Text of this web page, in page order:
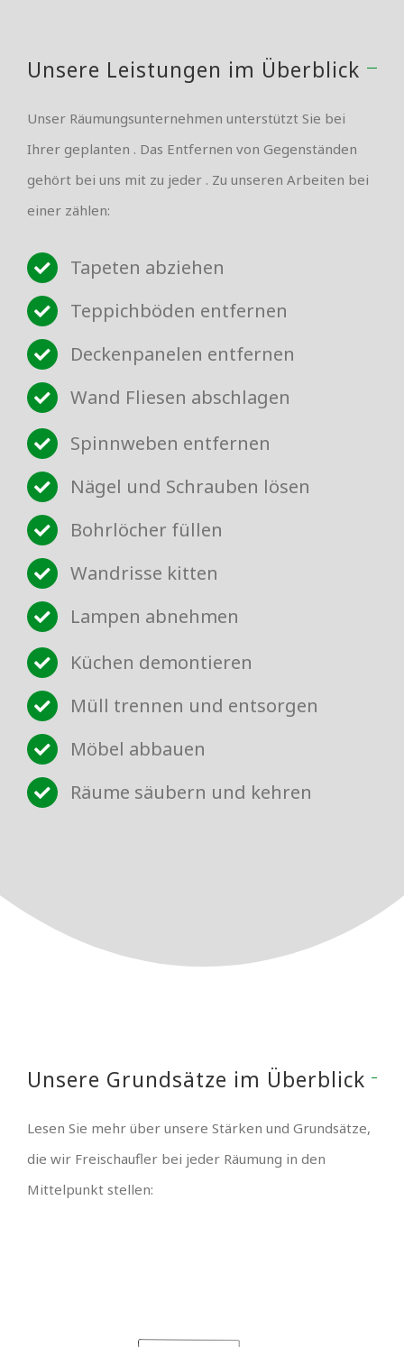
Unsere Leistungen im Überblick
Unser Räumungsunternehmen unterstützt Sie bei
Ihrer geplanten . Das Entfernen von Gegenständen
gehört bei uns mit zu jeder . Zu unseren Arbeiten bei
einer zählen:
Tapeten abziehen
Teppichböden entfernen
Deckenpanelen entfernen
Wand Fliesen abschlagen
Spinnweben entfernen
Nägel und Schrauben lösen
Bohrlöcher füllen
Wandrisse kitten
Lampen abnehmen
Küchen demontieren
Müll trennen und entsorgen
Möbel abbauen
Räume säubern und kehren
Unsere Grundsätze im Überblick
Lesen Sie mehr über unsere Stärken und Grundsätze,
die wir Freischaufler bei jeder Räumung in den
Mittelpunkt stellen: